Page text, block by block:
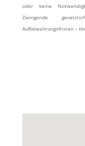
oder keine
Zwingende
Aufbewahrungsfristen –